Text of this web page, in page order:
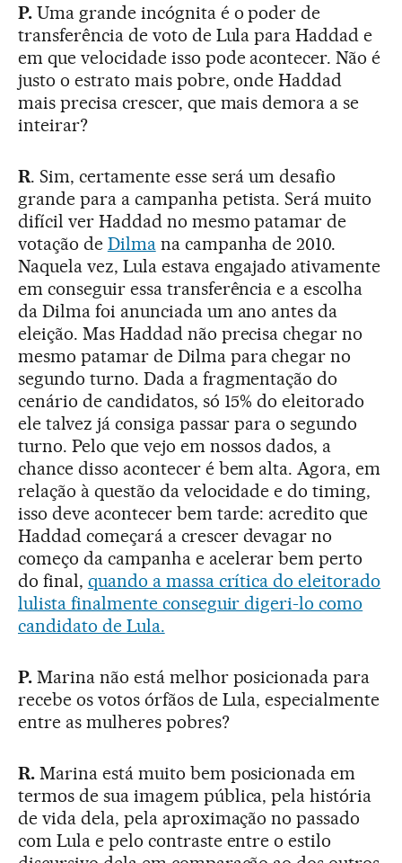
P.Uma grande incógnita é o poder de
transferência de voto de Lula para Haddad e
em que velocidade isso pode acontecer. Não é
justo o estrato mais pobre, onde Haddad
mais precisa crescer, que mais demora a se
inteirar?
R. Sim, certamente esse será um desafio
grande para a campanha petista. Será muito
difícil ver Haddad no mesmo patamar de
votação de Dilmana campanha de 2010.
Naquela vez, Lula estava engajado ativamente
em conseguir essa transferência e a escolha
da Dilma foi anunciada um ano antes da
eleição. Mas Haddad não precisa chegar no
mesmo patamar de Dilma para chegar no
segundo turno. Dada a fragmentação do
cenário de candidatos, só 15% do eleitorado
ele talvez já consiga passar para o segundo
turno. Pelo que vejo em nossos dados, a
chance disso acontecer é bem alta. Agora, em
relação à questão da velocidade e do timing,
isso deve acontecer bem tarde: acredito que
Haddad começará a crescer devagar no
começo da campanha e acelerar bem perto
do final, quando a massa crítica do eleitorado
lulista finalmente conseguir digeri-lo como
candidato de Lula.
P.Marina não está melhor posicionada para
recebe os votos órfãos de Lula, especialmente
entre as mulheres pobres?
R.Marina está muito bem posicionada em
termos de sua imagem pública, pela história
de vida dela, pela aproximação no passado
com Lula e pelo contraste entre o estilo